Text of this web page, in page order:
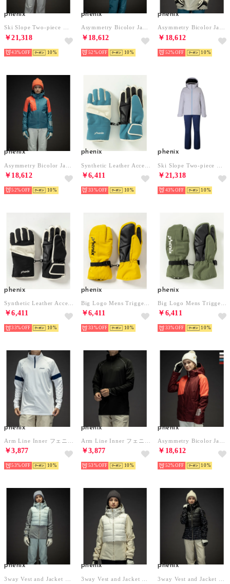
phenix
Ski Slope Two-piece スキースロープツーピース/レディース/スキーウェア上下セット/セットアップ （イタリアンブルー）
￥21,318
43% 10
phenix
Asymmetry Bicolor Jacket アシンメトリーバイカラージャケット/LEGACY レディース/スキーウェア/アウター （ホワイト）
￥18,612
52% 10
phenix
Asymmetry Bicolor Jacket アシンメトリーバイカラージャケット/LEGACY レディース/スキーウェア/アウター （ベージュ）
￥18,612
52% 10
phenix
￥18,612
52% 10
phenix
￥6,411
33% 10
phenix
￥21,318
43% 10
phenix
￥6,411
33% 10
phenix
￥6,411
33% 10
phenix
￥6,411
33% 10
phenix
￥3,877
53% 10
phenix
￥3,877
53% 10
phenix
￥18,612
52% 10
phenix phenix phenix